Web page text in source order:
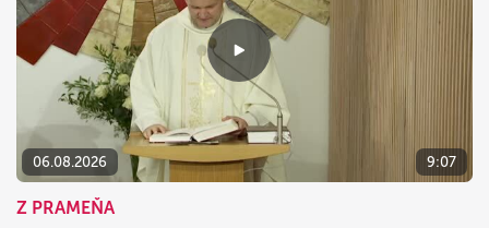
06.08.2026 9:07
Z PRAMEŇA